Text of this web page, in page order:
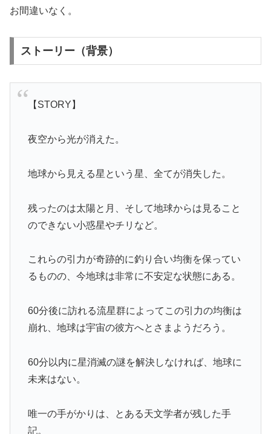
お間違いなく。
ストーリー（背景）
【STORY】
夜空から光が消えた。
地球から見える星という星、全てが消失した。
残ったのは太陽と月、そして地球からは見ること
のできない小惑星やチリなど。
これらの引力が奇跡的に釣り合い均衡を保ってい
るものの、今地球は非常に不安定な状態にある。
60分後に訪れる流星群によってこの引力の均衡は
崩れ、地球は宇宙の彼方へとさまようだろう。
60分以内に星消滅の謎を解決しなければ、地球に
未来はない。
唯一の手がかりは、とある天文学者が残した手
記。